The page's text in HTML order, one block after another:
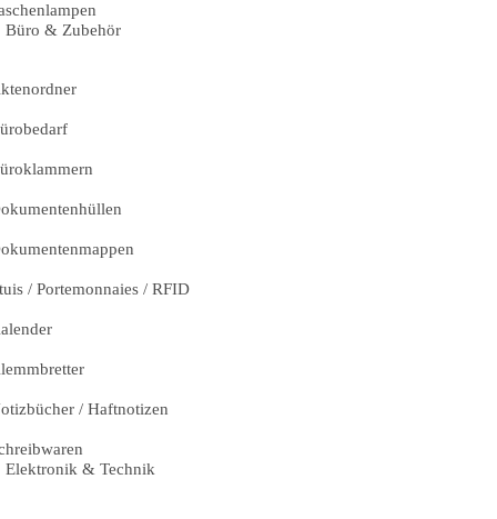
Büro & Zubehör
/ Portemonnaies / RFID
/ Haftnotizen
Elektronik & Technik